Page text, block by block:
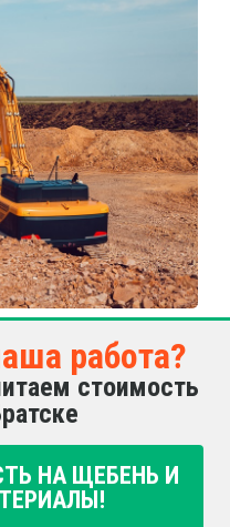
работа?
стоимость
НА ЩЕБЕНЬ И